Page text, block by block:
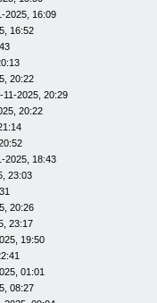
2025, 16:09
16:52
20:22
11-2025, 20:29
20:22
2025, 18:43
23:03
20:26
23:17
19:50
01:01
08:27